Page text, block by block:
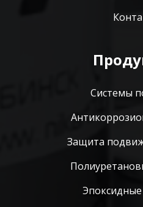
Системы
Защита